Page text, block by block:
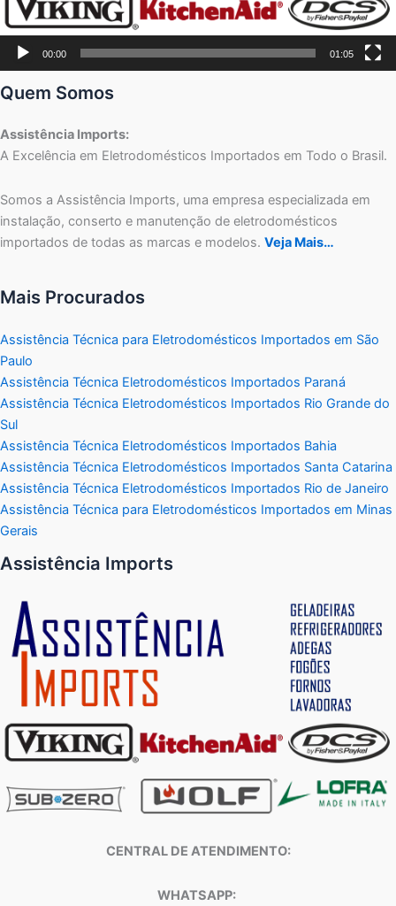
00:00 01:05
Quem Somos
Assistência Imports:
A Excelência em Eletrodomésticos Importados em Todo o Brasil.
Somos a Assistência Imports, uma empresa especializada em
instalação, conserto e manutenção de eletrodomésticos
importados de todas as marcas e modelos. Veja Mais…
Mais Procurados
Assistência Técnica para Eletrodomésticos Importados em São
Paulo
Assistência Técnica Eletrodomésticos Importados Paraná
Assistência Técnica Eletrodomésticos Importados Rio Grande do
Sul
Assistência Técnica Eletrodomésticos Importados Bahia
Assistência Técnica Eletrodomésticos Importados Santa Catarina
Assistência Técnica Eletrodomésticos Importados Rio de Janeiro
Assistência Técnica para Eletrodomésticos Importados em Minas
Gerais
Assistência Imports
CENTRAL DE ATENDIMENTO:
WHATSAPP: